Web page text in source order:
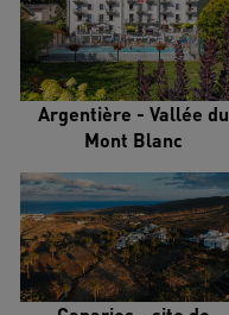
Argentière - Vallée du
Mont Blanc